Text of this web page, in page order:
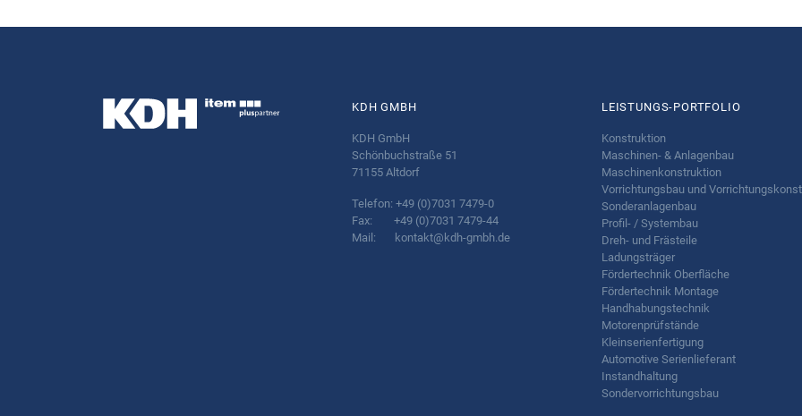
KDH GMBH
KDH GmbH
Schönbuchstraße 51
71155 Altdorf
Telefon: +49 (0)7031 7479-0
Fax: +49 (0)7031 7479-44
Mail:
kontakt@kdh-gmbh.de
LEISTUNGS-PORTFOLIO
Konstruktion
Maschinen- & Anlagenbau
Maschinenkonstruktion
Vorrichtungsbau und
Sonderanlagenbau
Profil- / Systembau
Dreh- und Frästeile
Ladungsträger
Fördertechnik Oberfläche
Fördertechnik Montage
Handhabungstechnik
Motorenprüfstände
Kleinserienfertigung
Automotive Serienlieferant
Instandhaltung
Sondervorrichtungsbau